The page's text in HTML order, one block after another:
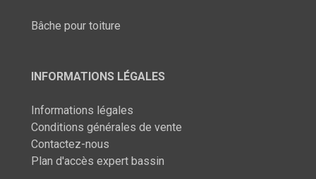
Bâche pour toiture
INFORMATIONS LÉGALES
Informations légales
Conditions générales de vente
Contactez-nous
Plan d'accès expert bassin